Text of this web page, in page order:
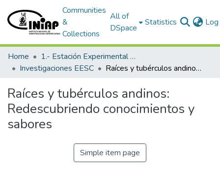
Communities
&
Collections
All of
DSpace
Statistics
Home
1.- Estación Experimental Santa Catalina
Investigaciones EESC
Raíces y tubérculos andinos: Redescubriendo conocimientos y sabores
Raíces y tubérculos andinos:
Redescubriendo conocimientos y
sabores
Simple item page